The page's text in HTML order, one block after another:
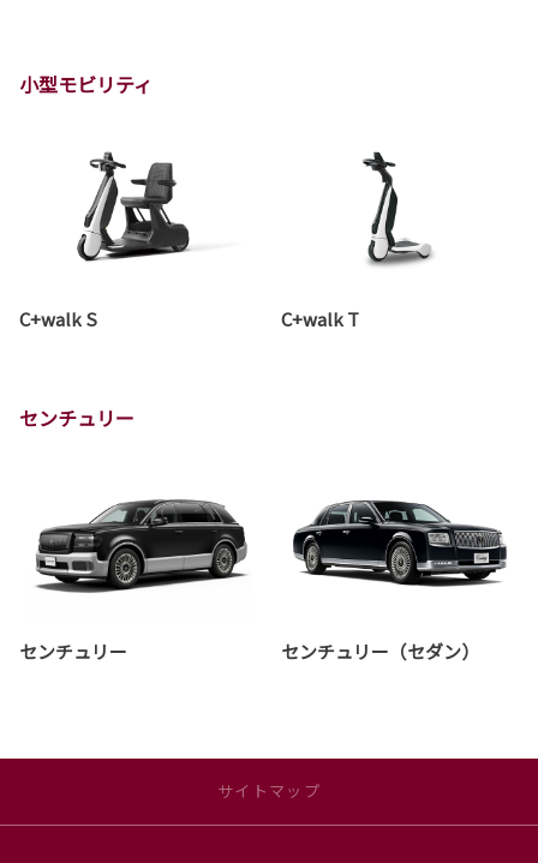
小型モビリティ
C+walk S C+walk T
センチュリー
センチュリー センチュリー（セダン）
サイトマップ